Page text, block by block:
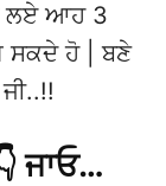
ਲਏ ਆਹ 3
ਸਕਦੇ ਹੋ | ਬਣੇ
ਜਾਓ…